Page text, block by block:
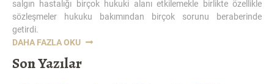
salgın hastalığı birçok hukuki alanı etkilemekle birlikte özellikle
sözleşmeler hukuku bakımından birçok sorunu beraberinde
getirdi.
DAHA FAZLA OKU“KORONAVIRÜS
İŞ
Son Yazılar